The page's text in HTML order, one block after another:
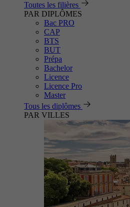
Toutes les filières
PAR DIPLÔMES
Bac PRO
CAP
BTS
BUT
Prépa
Bachelor
Licence
Licence Pro
Master
Tous les diplômes
PAR VILLES